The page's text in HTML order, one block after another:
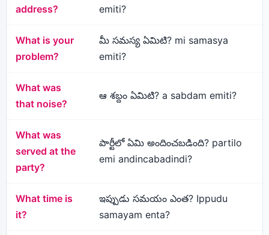
address?
emiti?
What is your
problem?
మీ సమస్య ఏమిటి? mi samasya
emiti?
What was
that noise?
ఆ శబ్దం ఏమిటి? a sabdam emiti?
What was
served at the
party?
పార్టీలో ఏమి అందించబడింది? partilo
emi andincabadindi?
What time is
it?
ఇప్పుడు సమయం ఎంత? Ippudu
samayam enta?